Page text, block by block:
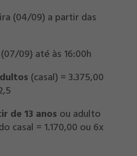
(04/09) a partir das
09) até às 16:00h
(casal) = 3.375,00
de 13 anos ou adulto
casal = 1.170,00 ou 6x